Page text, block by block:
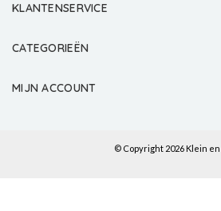
KLANTENSERVICE
CATEGORIEËN
MIJN ACCOUNT
© Copyright 2026 Klein